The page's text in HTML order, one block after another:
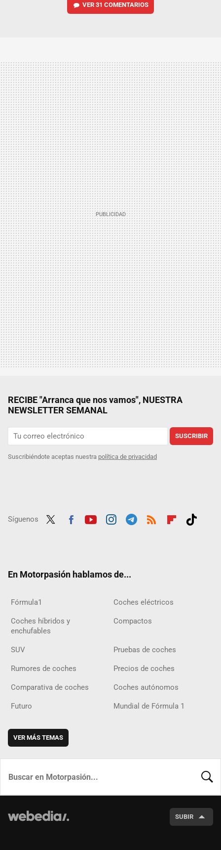
VER 31 COMENTARIOS
RECIBE "Arranca que nos vamos", NUESTRA
NEWSLETTER SEMANAL
SUSCRIBIR
Suscribiéndote aceptas nuestra política de privacidad
Síguenos
En Motorpasión hablamos de...
Fórmula1 Coches eléctricos
Coches híbridos y
enchufables
Compactos
SUV Pruebas de coches
Rumores de coches Precios de coches
Comparativa de coches Coches autónomos
Futuro Mundial de Fórmula 1
VER MÁS TEMAS
SUBIR